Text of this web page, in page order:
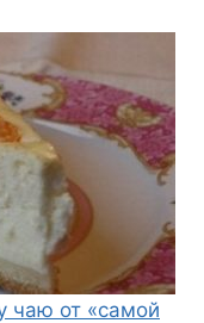
чаю от «самой